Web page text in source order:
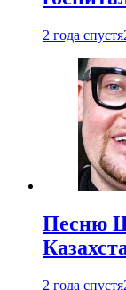
2 года спустя
Песню
2 года спустя